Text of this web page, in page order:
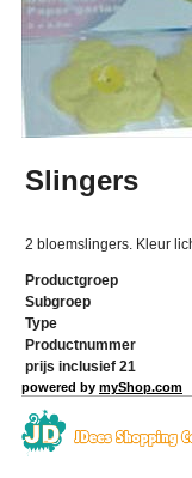
Slingers
2 bloemslingers. Kleur
Productgroep
Subgroep
Type
Productnummer
prijs inclusief 21
powered by myShop.com